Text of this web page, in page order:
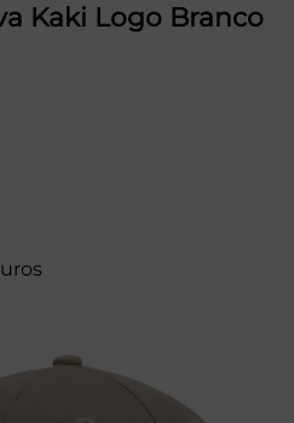
Kaki Logo Branco